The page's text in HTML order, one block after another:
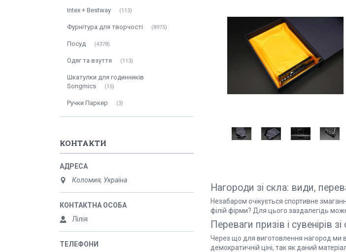
Нагороди зі скла: види,
Незабаром очікується спортивне
філій фірми? Для цього заздалегідь
Переваги призів і сувенірів зі
Через що для виготовлення нагород ми
демократичній ціні, так як даний
Intex + Bestway 113
Фурнітура для творчості 8975
Посуд 4378
Одяг та взуття 113
Шкатулки для годинників
Songmics
15
Ручки Паркер 3
КОНТАКТИ
Коломия, Україна
Лілія